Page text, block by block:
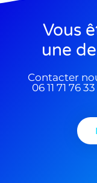
Vous
une
Contacter
06 11 71 76